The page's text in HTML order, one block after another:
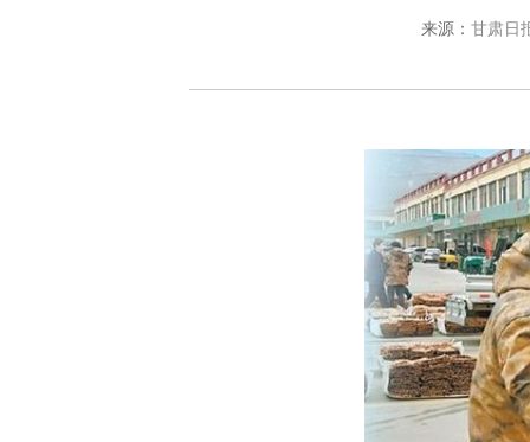
来源： 甘肃日